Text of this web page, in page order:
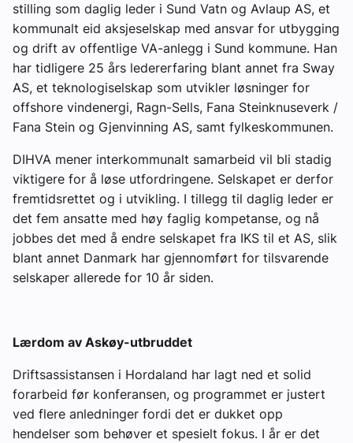
stilling som daglig leder i Sund Vatn og Avlaup AS, et
kommunalt eid aksjeselskap med ansvar for utbygging
og drift av offentlige VA-anlegg i Sund kommune. Han
har tidligere 25 års ledererfaring blant annet fra Sway
AS, et teknologiselskap som utvikler løsninger for
offshore vindenergi, Ragn-Sells, Fana Steinknuseverk /
Fana Stein og Gjenvinning AS, samt fylkeskommunen.
DIHVA mener interkommunalt samarbeid vil bli stadig
viktigere for å løse utfordringene. Selskapet er derfor
fremtidsrettet og i utvikling. I tillegg til daglig leder er
det fem ansatte med høy faglig kompetanse, og nå
jobbes det med å endre selskapet fra IKS til et AS, slik
blant annet Danmark har gjennomført for tilsvarende
selskaper allerede for 10 år siden.
Lærdom av Askøy-utbruddet
Driftsassistansen i Hordaland har lagt ned et solid
forarbeid før konferansen, og programmet er justert
ved flere anledninger fordi det er dukket opp
hendelser som behøver et spesielt fokus. I år er det